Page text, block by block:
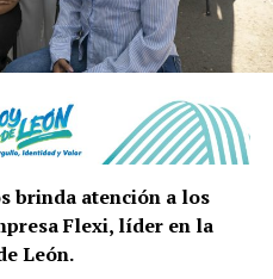
brinda atención a los
Flexi, líder en la
León.